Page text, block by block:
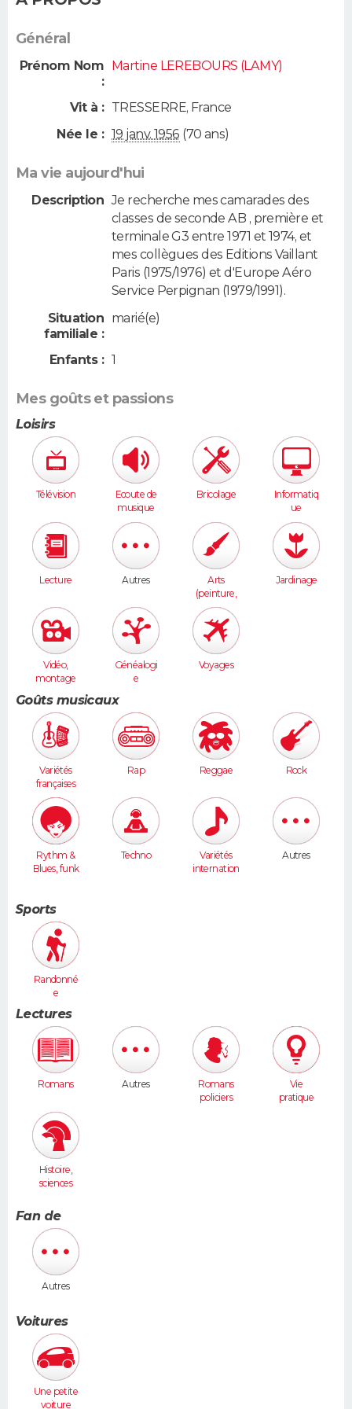
Général
Prénom Nom
:
Martine LEREBOURS (LAMY)
Vit à : TRESSERRE, France
Née le : 19 janv. 1956 (70 ans)
Ma vie aujourd'hui
Description Je recherche mes camarades des
classes de seconde AB , première et
terminale G3 entre 1971 et 1974, et
mes collègues des Editions Vaillant
Paris (1975/1976) et d'Europe Aéro
Service Perpignan (1979/1991).
Situation
familiale :
marié(e)
Enfants : 1
Mes goûts et passions
Loisirs
Télévision
Ecoute de
musique
Bricolage
Informatiq
ue
Lecture Autres
Arts
(peinture,
sculpture...
)
Jardinage
Vidéo,
montage
Généalogi
e
Voyages
Goûts musicaux
Variétés
françaises
Rap Reggae Rock
Rythm &
Blues, funk
Techno
Variétés
internation
Autres
Sports
Randonné
e
Lectures
Romans Autres
Romans
policiers
Vie
pratique
Histoire,
sciences
Fan de
Autres
Voitures
Une petite
voiture